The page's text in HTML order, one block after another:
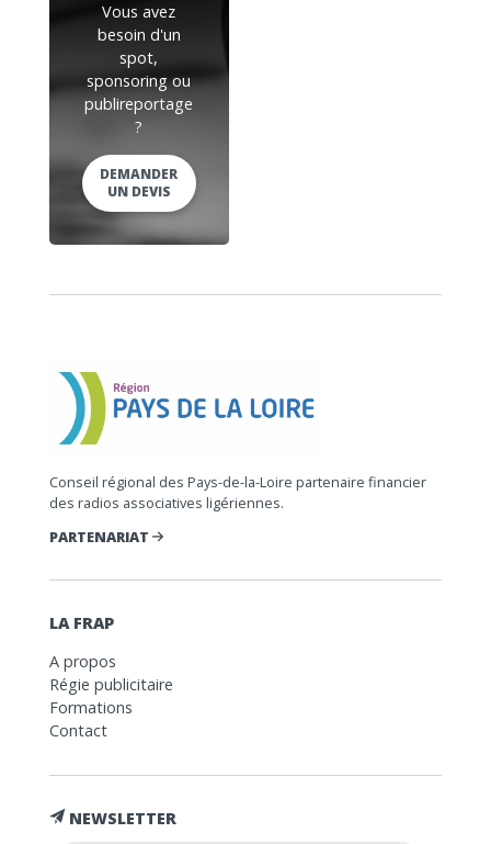
Vous avez
besoin d'un
spot,
sponsoring ou
publireportage
?
DEMANDER
UN DEVIS
Conseil régional des Pays-de-la-Loire partenaire financier
des radios associatives ligériennes.
PARTENARIAT
LA FRAP
A propos
Régie publicitaire
Formations
Contact
NEWSLETTER